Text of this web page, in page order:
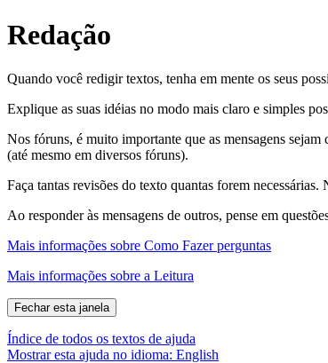
Redação
Quando você redigir textos, tenha em mente os seus
Explique as suas idéias no modo mais claro e simples
Nos fóruns, é muito importante que as mensagens
(até mesmo em diversos fóruns).
Faça tantas revisões do texto quantas forem
Ao responder às mensagens de outros, pense em
Mais informações sobre Como Fazer perguntas
Mais informações sobre a Leitura
Índice de todos os textos de ajuda
Mostrar esta ajuda no idioma: English